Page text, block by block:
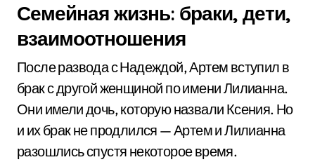
Семейная жизнь: браки, дети,
взаимоотношения
После развода с Надеждой, Артем вступил в
брак с другой женщиной по имени Лилианна.
Они имели дочь, которую назвали Ксения. Но
и их брак не продлился — Артем и Лилианна
разошлись спустя некоторое время.